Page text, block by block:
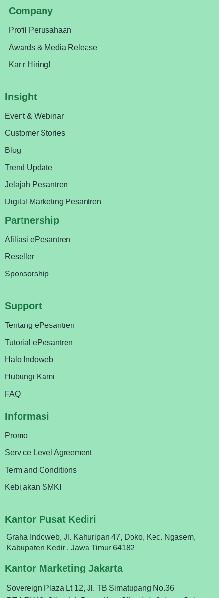
Company
Profil Perusahaan
Awards & Media Release
Karir Hiring!
Insight
Event & Webinar
Customer Stories
Blog
Trend Update
Jelajah Pesantren
Digital Marketing Pesantren
Partnership
Afiliasi ePesantren
Reseller
Sponsorship
Support
Tentang ePesantren
Tutorial ePesantren
Halo Indoweb
Hubungi Kami
FAQ
Informasi
Promo
Service Level Agreement
Term and Conditions
Kebijakan SMKI
Kantor Pusat Kediri
Graha Indoweb, Jl. Kahuripan 47, Doko, Kec. Ngasem,
Kabupaten Kediri, Jawa Timur 64182
Kantor Marketing Jakarta
Sovereign Plaza Lt 12, Jl. TB Simatupang No.36,